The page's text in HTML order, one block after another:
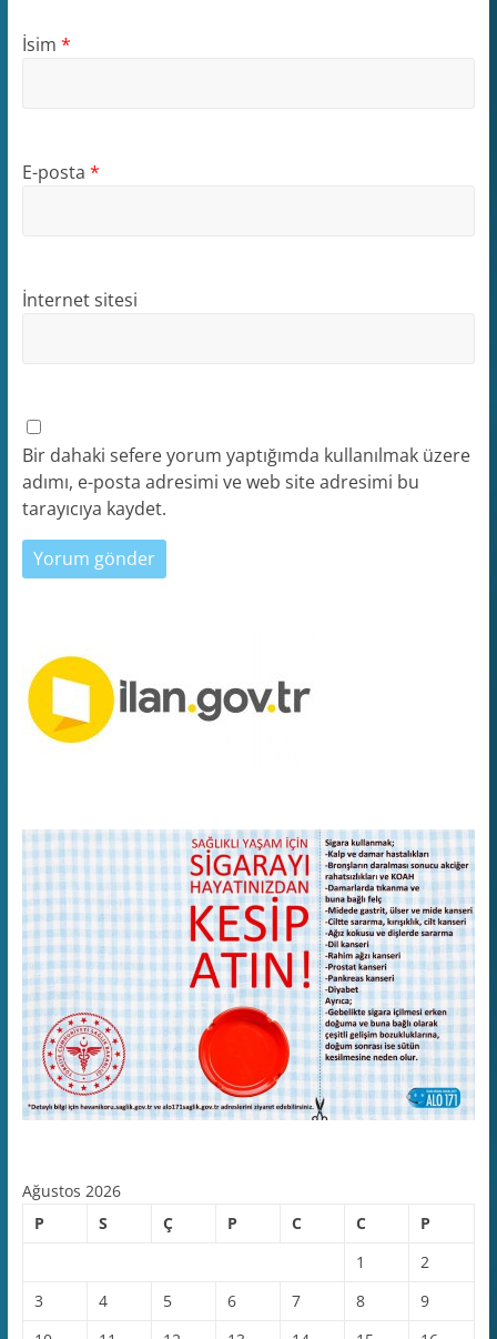
İsim *
E-posta *
İnternet sitesi
Bir dahaki sefere yorum yaptığımda kullanılmak üzere
adımı, e-posta adresimi ve web site adresimi bu
tarayıcıya kaydet.
Ağustos 2026
P
S Ç P C C
P
1
2
3
4 5 6 7 8
9